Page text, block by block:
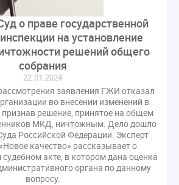
о праве государственной
на установление
решений общего
собрания
22.01.2024
заявления ГЖИ отказал
во внесении изменений в
признав решение, принятое на общем
МКД, ничтожным. Дело дошло
Российской Федерации. Эксперт
качество» рассказывает о
акте, в котором дана оценка
органа по данному
вопросу.